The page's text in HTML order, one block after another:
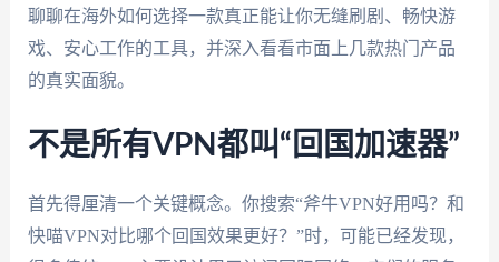
聊聊在海外如何选择一款真正能让你无缝刷剧、畅快游
戏、安心工作的工具，并深入看看市面上几款热门产品
的真实面貌。
不是所有VPN都叫“回国加速器”
首先得厘清一个关键概念。你搜索“斧牛VPN好用吗？和
快喵VPN对比哪个回国效果更好？”时，可能已经发现，